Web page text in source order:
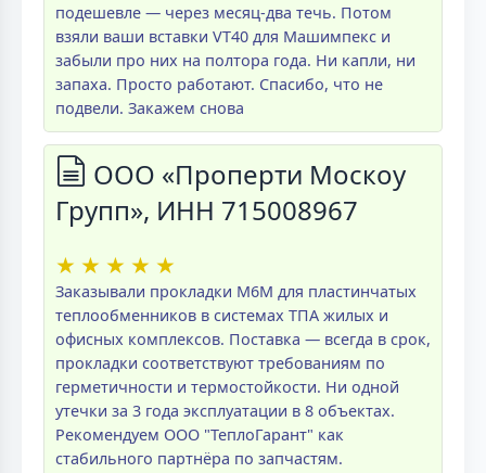
подешевле — через месяц-два течь. Потом
взяли ваши вставки VT40 для Машимпекс и
забыли про них на полтора года. Ни капли, ни
запаха. Просто работают. Спасибо, что не
подвели. Закажем снова
ООО «Проперти Москоу
Групп», ИНН 715008967
★ ★ ★ ★ ★
Заказывали прокладки M6M для пластинчатых
теплообменников в системах ТПА жилых и
офисных комплексов. Поставка — всегда в срок,
прокладки соответствуют требованиям по
герметичности и термостойкости. Ни одной
утечки за 3 года эксплуатации в 8 объектах.
Рекомендуем ООО "ТеплоГарант" как
стабильного партнёра по запчастям.